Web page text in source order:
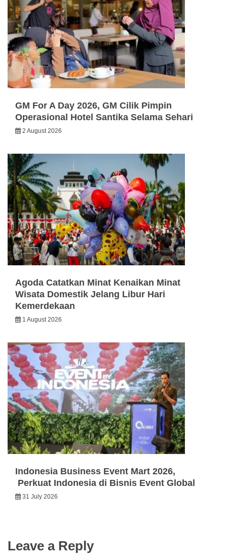
GM For A Day 2026, GM Cilik Pimpin
Operasional Hotel Santika Selama Sehari
2 August 2026
Agoda Catatkan Minat Kenaikan Minat
Wisata Domestik Jelang Libur Hari
Kemerdekaan
1 August 2026
Indonesia Business Event Mart 2026,
Perkuat Indonesia di Bisnis Event Global
31 July 2026
Leave a Reply